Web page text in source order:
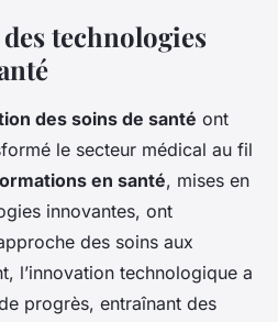
technologies
des soins de santé ont
le secteur médical au fil
en santé, mises en
innovantes, ont
des soins aux
l’innovation technologique a
progrès, entraînant des